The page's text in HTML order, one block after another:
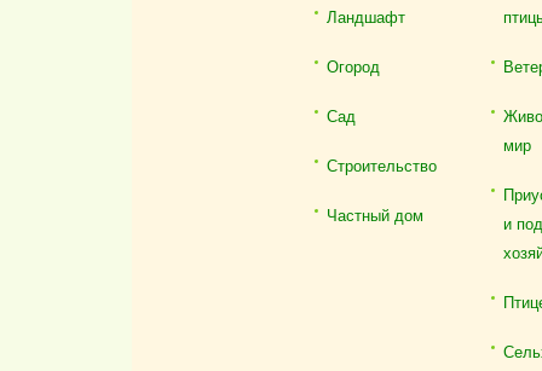
Ландшафт
Огород
Сад
Строительство
Частный дом
мир
и